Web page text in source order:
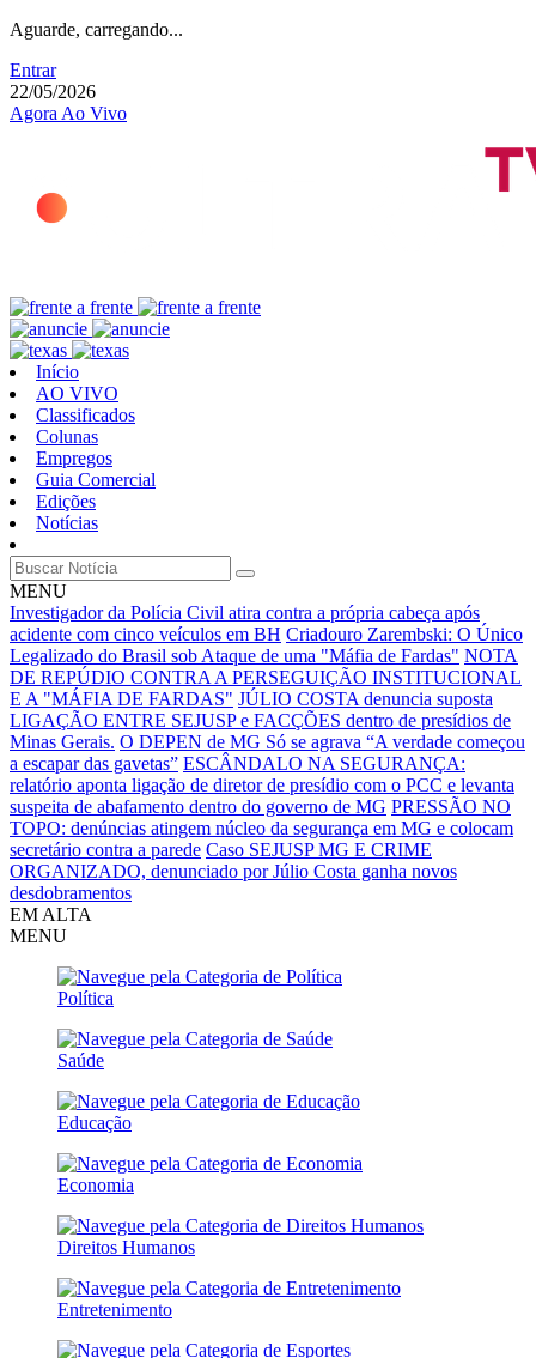
Aguarde, carregando...
Entrar
22/05/2026
Agora Ao Vivo
Início
AO VIVO
Classificados
Colunas
Empregos
Guia Comercial
Edições
Notícias
MENU
Investigador da Polícia Civil atira contra a própria cabeça após
acidente com cinco veículos em BH Criadouro Zarembski: O Único
Legalizado do Brasil sob Ataque de uma "Máfia de Fardas" NOTA
DE REPÚDIO CONTRA A PERSEGUIÇÃO INSTITUCIONAL
E A "MÁFIA DE FARDAS" JÚLIO COSTA denuncia suposta
LIGAÇÃO ENTRE SEJUSP e FACÇÕES dentro de presídios de
Minas Gerais. O DEPEN de MG Só se agrava “A verdade começou
a escapar das gavetas” ESCÂNDALO NA SEGURANÇA:
relatório aponta ligação de diretor de presídio com o PCC e levanta
suspeita de abafamento dentro do governo de MG PRESSÃO NO
TOPO: denúncias atingem núcleo da segurança em MG e colocam
secretário contra a parede Caso SEJUSP MG E CRIME
ORGANIZADO, denunciado por Júlio Costa ganha novos
desdobramentos
EM ALTA
MENU
Política
Saúde
Educação
Economia
Direitos Humanos
Entretenimento